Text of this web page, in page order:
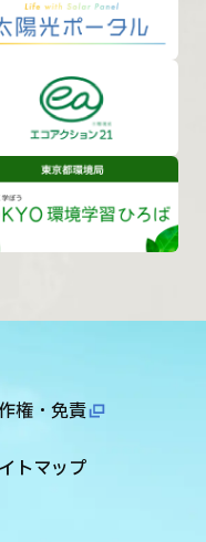
権・免責
トマップ